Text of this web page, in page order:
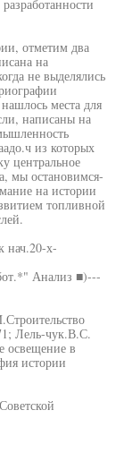
отметим два
на
не выделялись
места для
написаны на
из которых
центральное
мы остановимся-
на истории
топливной
нач.20-х-
Анализ ■)---
Лель-чук.В.С.
освещение в
истории